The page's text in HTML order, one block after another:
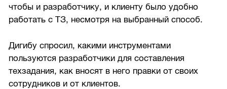
чтобы и разработчику, и клиенту было удобно
работать с ТЗ, несмотря на выбранный способ.
Дигибу спросил, какими инструментами
пользуются разработчики для составления
техзадания, как вносят в него правки от своих
сотрудников и от клиентов.